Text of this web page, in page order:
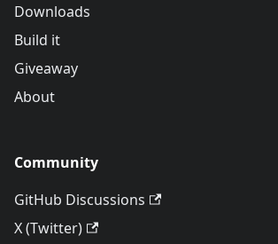
Downloads
Build it
Giveaway
About
Community
GitHub Discussions
X (Twitter)